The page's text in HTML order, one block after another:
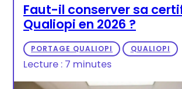
Faut-il conserver sa
Qualiopi en 2026 ?
PORTAGE QUALIOPI QUALIOPI
Lecture : 7 minutes